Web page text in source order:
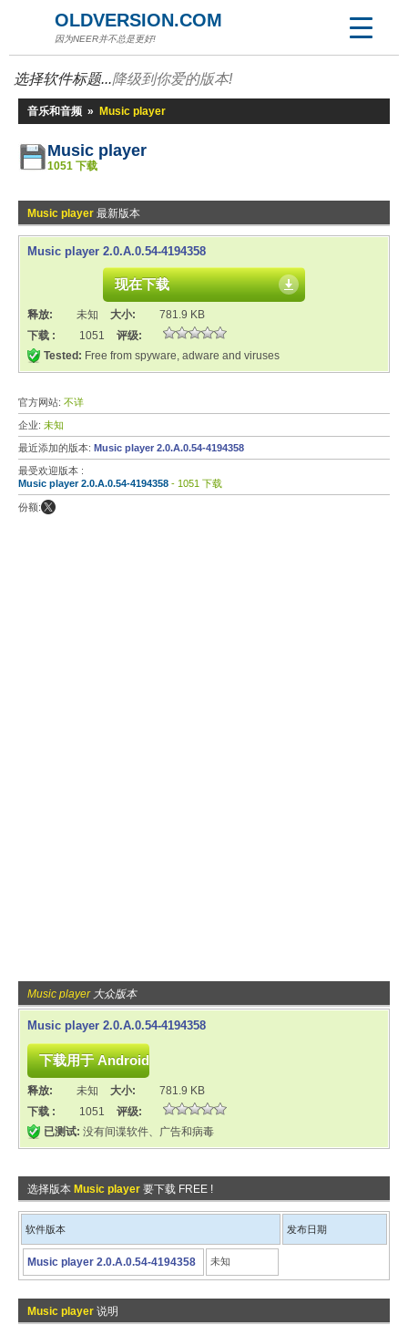
OLDVERSION.COM
因为NEER并不总是更好!
选择软件标题...降级到你爱的版本!
音乐和音频 » Music player
Music player
1051 下载
Music player 最新版本
Music player 2.0.A.0.54-4194358
现在下载
释放: 未知 大小:
781.9 KB
下载 :
1051
评级:
Tested: Free from spyware, adware and viruses
官方网站: 不详
企业: 未知
最近添加的版本: Music player 2.0.A.0.54-4194358
最受欢迎版本 :
Music player 2.0.A.0.54-4194358 - 1051 下载
份额:
Music player大众版本
Music player 2.0.A.0.54-4194358
释放: 未知 大小:
781.9 KB
下载 :
1051
评级:
已测试: 没有间谍软件、广告和病毒
选择版本 Music player 要下载 FREE !
软件版本 发布日期
Music player 2.0.A.0.54-4194358 未知
Music player 说明